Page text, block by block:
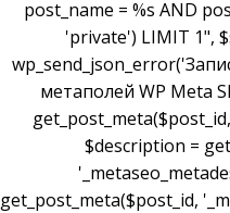
post_name = %s AND
'private') LIMIT 1",
метаполей WP Meta
$description =
get_post_meta($post_id,